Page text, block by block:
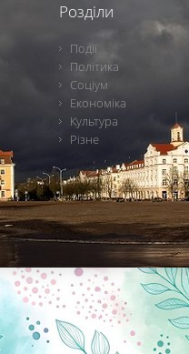
Розділи
Події
Політика
Соціум
Економіка
Культура
Різне
в Чернігові: політика, економіка, аналітика, культура, відеоновини, екологія, спортивний Чернігів, туризм, Чернігів